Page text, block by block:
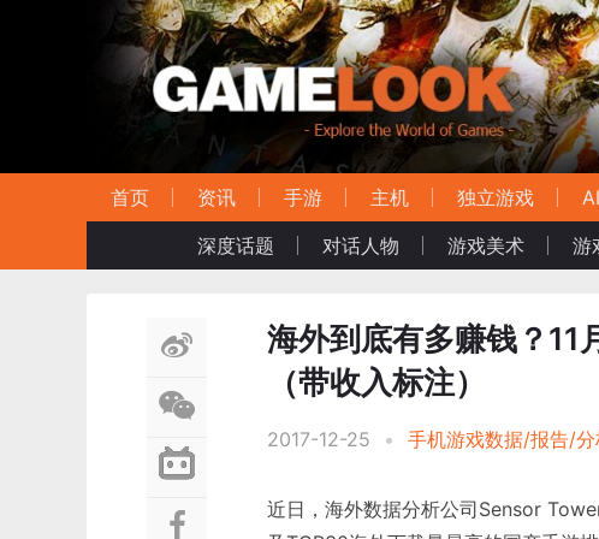
首页 资讯 手游 主机 独立游戏 AI
深度话题
对话人物 游戏美术 游
海外到底有多赚钱？11
（带收入标注）
2017-12-25 • 手机游戏数据/报告/
近日，海外数据分析公司Sensor